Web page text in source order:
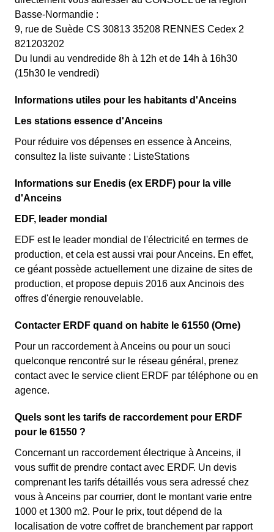
Basse-Normandie :
9, rue de Suède CS 30813 35208 RENNES Cedex 2
821203202
Du lundi au vendredide 8h à 12h et de 14h à 16h30
(15h30 le vendredi)
Informations utiles pour les habitants d'Anceins
Les stations essence d'Anceins
Pour réduire vos dépenses en essence à Anceins,
consultez la liste suivante : ListeStations
Informations sur Enedis (ex ERDF) pour la ville
d'Anceins
EDF, leader mondial
EDF est le leader mondial de l'électricité en termes de
production, et cela est aussi vrai pour Anceins. En effet,
ce géant possède actuellement une dizaine de sites de
production, et propose depuis 2016 aux Ancinois des
offres d'énergie renouvelable.
Contacter ERDF quand on habite le 61550 (Orne)
Pour un raccordement à Anceins ou pour un souci
quelconque rencontré sur le réseau général, prenez
contact avec le service client ERDF par téléphone ou en
agence.
Quels sont les tarifs de raccordement pour ERDF
pour le 61550 ?
Concernant un raccordement électrique à Anceins, il
vous suffit de prendre contact avec ERDF. Un devis
comprenant les tarifs détaillés vous sera adressé chez
vous à Anceins par courrier, dont le montant varie entre
1000 et 1300 m2. Pour le prix, tout dépend de la
localisation de votre coffret de branchement par rapport